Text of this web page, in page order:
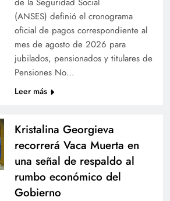
(ANSES) definió el cronograma
oficial de pagos correspondiente al
mes de agosto de 2026 para
jubilados, pensionados y titulares de
Pensiones No…
Leer más
Kristalina Georgieva
recorrerá Vaca Muerta en
una señal de respaldo al
rumbo económico del
Gobierno